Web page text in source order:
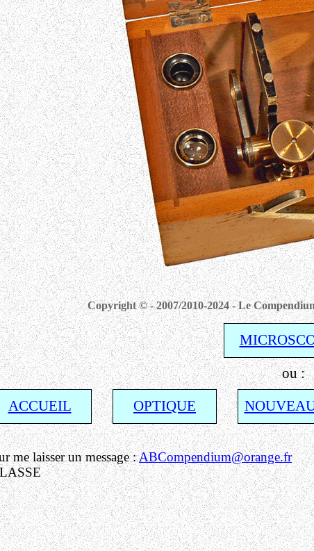
Copyright © - 2007/2010-2024 - Le
ou :
ACCUEIL
OPTIQUE
me laisser un message :ABCompendium@orange.fr